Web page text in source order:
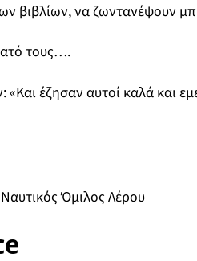
βιβλίων, να ζωντανέψουν
τους….
έζησαν αυτοί καλά και
Όμιλος Λέρου